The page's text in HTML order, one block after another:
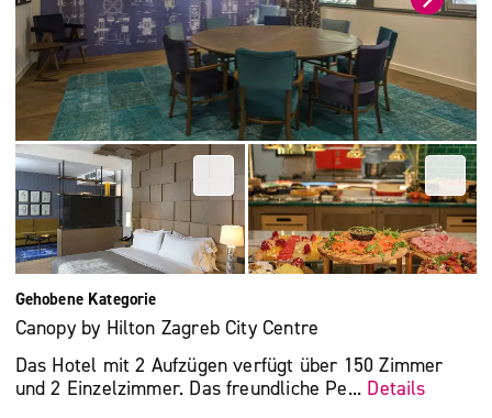
Gehobene Kategorie
Canopy by Hilton Zagreb City Centre
Das Hotel mit 2 Aufzügen verfügt über 150 Zimmer
und 2 Einzelzimmer. Das freundliche Pe... Details